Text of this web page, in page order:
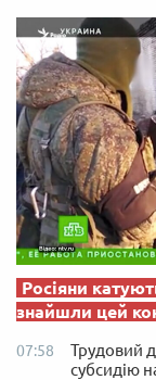
Росіяни
знайшли цей
07:58
Трудовий
субсидію